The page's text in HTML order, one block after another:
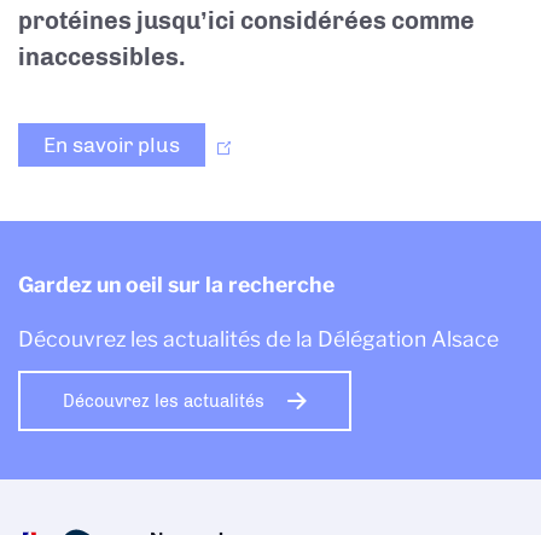
protéines jusqu’ici considérées comme
inaccessibles.
En savoir plus
Gardez un oeil sur la recherche
Découvrez les actualités de la Délégation Alsace
Découvrez les actualités